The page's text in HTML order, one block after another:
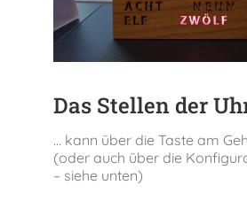
Das Stellen der
… kann über die Taste am
(oder auch über die
– siehe unten)